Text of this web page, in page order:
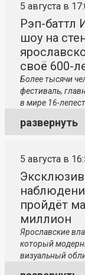
5 августа в
Рэп-баттл
шоу на
своё 600-
Более тысячи
фестиваль,
в мире 16-
развернуть
5 августа в
пройдёт
миллион
Ярославские
который
визуальный